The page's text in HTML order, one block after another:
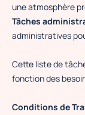
une atmosphère
Tâches
administratives
Cette liste de
fonction des
Conditions de